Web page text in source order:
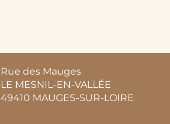
Rue des Mauges
LE MESNIL-EN-VALLÉE
49410 MAUGES-SUR-LOIRE